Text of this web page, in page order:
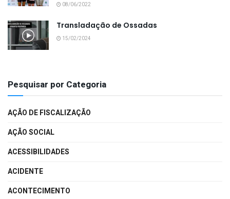
08/06/2022
Transladação de Ossadas
15/02/2024
Pesquisar por Categoria
AÇÃO DE FISCALIZAÇÃO
AÇÃO SOCIAL
ACESSIBILIDADES
ACIDENTE
ACONTECIMENTO